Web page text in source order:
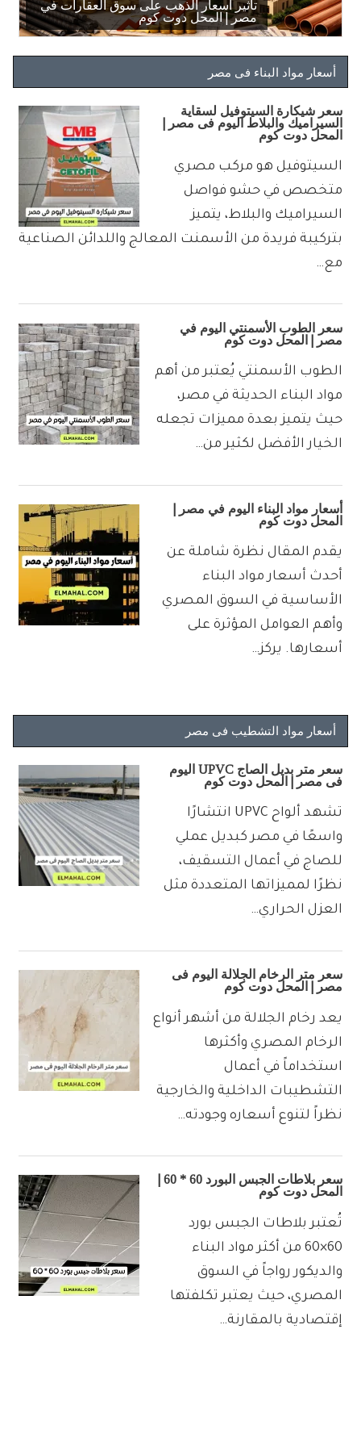
تأثير أسعار الذهب على سوق العقارات في
مصر | المحل دوت كوم
تكلفة بناء منزل 150 متر دورين في مصر |
المحل دوت كوم
أسعار مواد البناء اليوم في مصر | المحل
دوت كوم
أسعار الخردة اليوم في مصر | المحل دوت
كوم
أسعار الذهب اليوم في مصر – تحديث
يومي | المحل دوت كوم
أسعار مواد البناء فى مصر
سعر شيكارة السيتوفيل لسقاية
السيراميك والبلاط اليوم فى مصر |
المحل دوت كوم
السيتوفيل هو مركب مصري
متخصص في حشو فواصل
السيراميك والبلاط، يتميز
بتركيبة فريدة من الأسمنت المعالج واللدائن الصناعية
مع…
سعر الطوب الأسمنتي اليوم في
مصر | المحل دوت كوم
الطوب الأسمنتي يُعتبر من أهم
مواد البناء الحديثة في مصر،
حيث يتميز بعدة مميزات تجعله
الخيار الأفضل لكثير من…
أسعار مواد البناء اليوم في مصر |
المحل دوت كوم
يقدم المقال نظرة شاملة عن
أحدث أسعار مواد البناء
الأساسية في السوق المصري
وأهم العوامل المؤثرة على
أسعارها. يركز…
أسعار مواد التشطيب فى مصر
سعر متر بديل الصاج UPVC اليوم
فى مصر | المحل دوت كوم
تشهد ألواح UPVC انتشارًا
واسعًا في مصر كبديل عملي
للصاج في أعمال التسقيف،
نظرًا لمميزاتها المتعددة مثل
العزل الحراري…
سعر متر الرخام الجلالة اليوم فى
مصر | المحل دوت كوم
يعد رخام الجلالة من أشهر أنواع
الرخام المصري وأكثرها
استخداماً في أعمال
التشطيبات الداخلية والخارجية
نظراً لتنوع أسعاره وجودته…
سعر بلاطات الجبس البورد 60 * 60 |
المحل دوت كوم
تُعتبر بلاطات الجبس بورد
60×60 من أكثر مواد البناء
والديكور رواجاً في السوق
المصري، حيث يعتبر تكلفتها
إقتصادية بالمقارنة…